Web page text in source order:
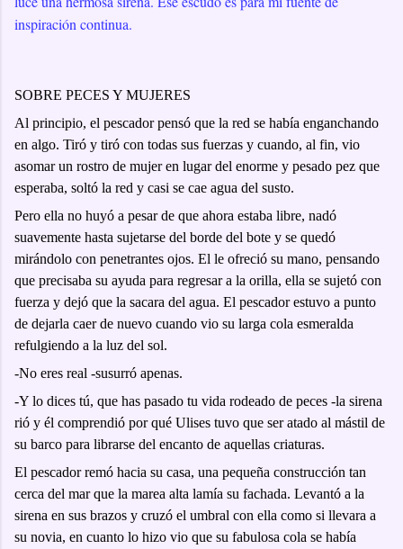
inspiración continua.
SOBRE PECES Y MUJERES
Al principio, el pescador pensó que la red se había enganchando
en algo. Tiró y tiró con todas sus fuerzas y cuando, al fin, vio
asomar un rostro de mujer en lugar del enorme y pesado pez que
esperaba, soltó la red y casi se cae agua del susto.
Pero ella no huyó a pesar de que ahora estaba libre, nadó
suavemente hasta sujetarse del borde del bote y se quedó
mirándolo con penetrantes ojos. El le ofreció su mano, pensando
que precisaba su ayuda para regresar a la orilla, ella se sujetó con
fuerza y dejó que la sacara del agua. El pescador estuvo a punto
de dejarla caer de nuevo cuando vio su larga cola esmeralda
refulgiendo a la luz del sol.
-No eres real -susurró apenas.
-Y lo dices tú, que has pasado tu vida rodeado de peces -la sirena
rió y él comprendió por qué Ulises tuvo que ser atado al mástil de
su barco para librarse del encanto de aquellas criaturas.
El pescador remó hacia su casa, una pequeña construcción tan
cerca del mar que la marea alta lamía su fachada. Levantó a la
sirena en sus brazos y cruzó el umbral con ella como si llevara a
su novia, en cuanto lo hizo vio que su fabulosa cola se había